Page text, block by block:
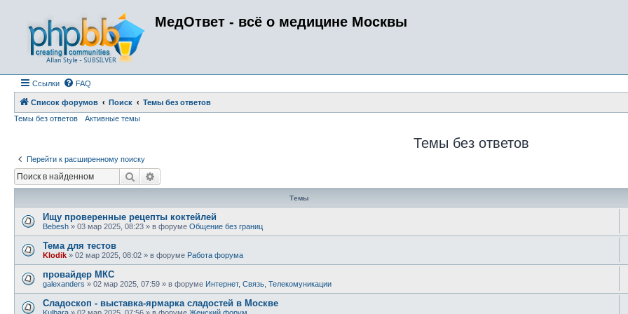
МедОтвет - всё о медицине Москвы
Ссылки FAQ
Список форумов Поиск
Темы без ответов
Темы без ответов
Активные темы
Темы без ответов
Перейти к расширенному поиску
Поиск
Темы
Ищу проверенные рецепты коктейлей
Bebesh » 03 мар 2025, 08:23 » в форуме Общение без границ
Тема для тестов
Klodik » 02 мар 2025, 08:02 » в форуме Работа форума
провайдер МКС
galexanders » 02 мар 2025, 07:59 » в форуме Интернет, Связь, Телекомуникации
Сладоскоп - выставка-ярмарка сладостей в Москве
Kulbara » 02 мар 2025, 07:56 » в форуме Женский форум